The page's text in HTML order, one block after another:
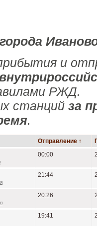
и
РЖД.
станций за
.
Отправление ↑
00:00
21:44
20:26
19:41